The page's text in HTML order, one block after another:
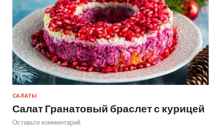
САЛАТЫ
Салат Гранатовый браслет с курицей
Оставьте комментарий